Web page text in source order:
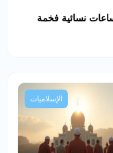
نسائية فخمة
الإسلاميات